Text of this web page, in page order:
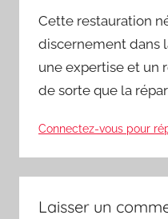
Cette restauration
discernement dans
une expertise et un
de sorte que la
Connectez-vous pour
Laisser un